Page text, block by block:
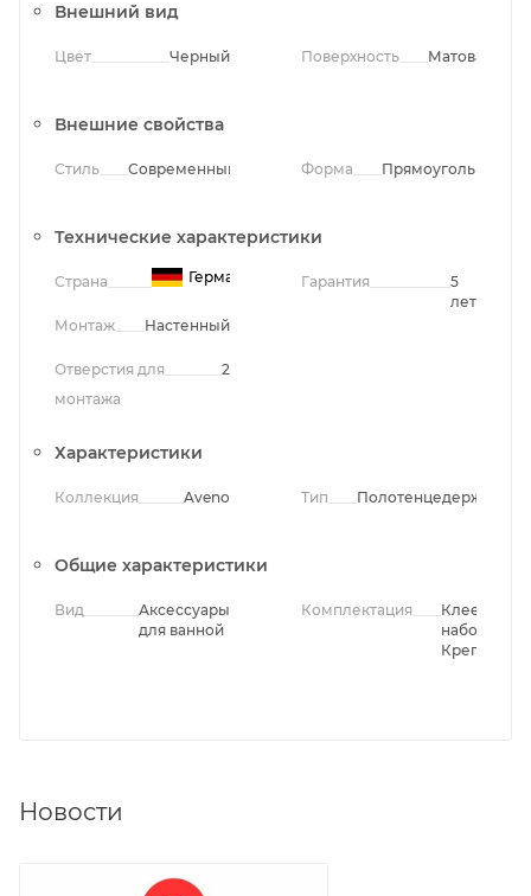
Внешний вид
Цвет Черный Поверхность Матовая
Внешние свойства
Стиль Современный Форма Прямоугольная
Технические характеристики
Страна Германия
Монтаж Настенный
Отверстия для
монтажа
2
Гарантия
5
лет
Характеристики
Коллекция Aveno Тип Полотенцедержатель
Общие характеристики
Вид
Аксессуары
для ванной
Комплектация
Клеевой
набор,
Крепления
Новости